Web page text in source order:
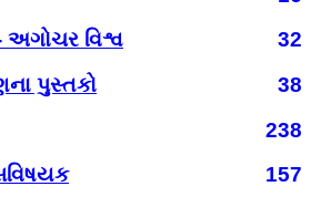
વિશ્વ
32
પુસ્તકો
38
238
157